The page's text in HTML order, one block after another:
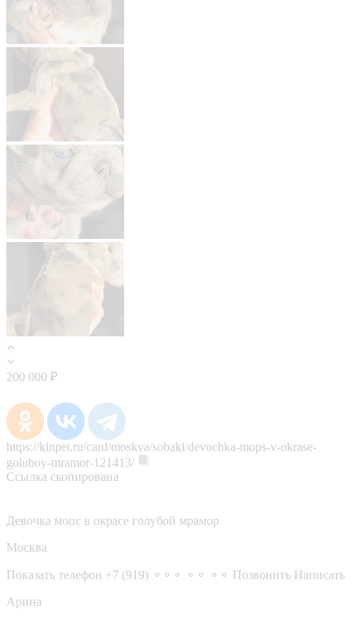
200 000 ₽
https://kinpet.ru/card/moskva/sobaki/devochka-mops-v-okrase-
goluboy-mramor-121413/
Ссылка скопирована
Девочка мопс в окрасе голубой мрамор
Москва
Показать телефон +7 (919) ⚬⚬⚬ ⚬⚬ ⚬⚬ Позвонить Написать
Арина